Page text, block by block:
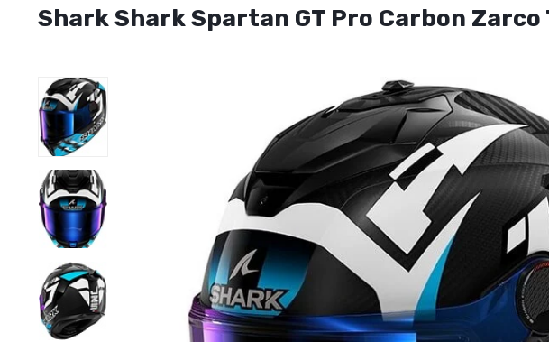
Shark Shark Spartan GT Pro Carbon Zarco